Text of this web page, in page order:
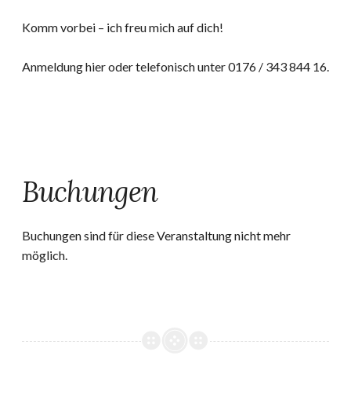
Komm vorbei – ich freu mich auf dich!
Anmeldung hier oder telefonisch unter 0176 / 343 844 16.
Buchungen
Buchungen sind für diese Veranstaltung nicht mehr
möglich.